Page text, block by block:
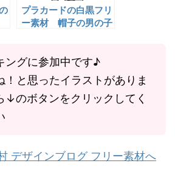
プラカードの白黒フリ
ー素材 帽子の男の子
ングに参加中です♪
！と思ったイラストがありま
↓のボタンをクリックしてく